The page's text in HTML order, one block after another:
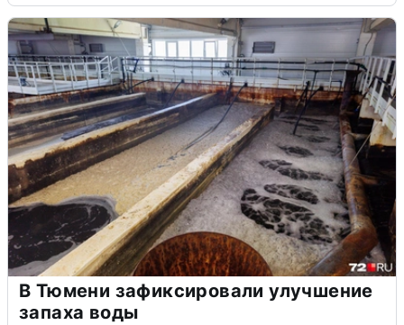
В Тюмени зафиксировали улучшение
запаха воды